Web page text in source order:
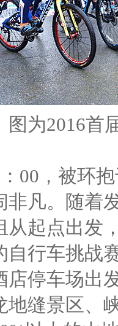
图为2016首
，被环抱
非凡。随着
从起点出发
自行车挑战
店停车场出
地缝景区、